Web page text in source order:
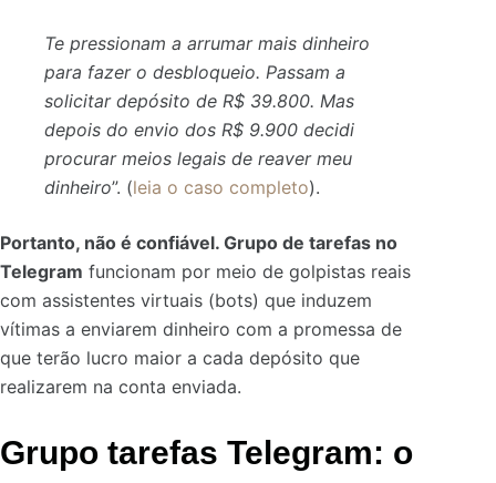
Te pressionam a arrumar mais dinheiro
para fazer o desbloqueio. Passam a
solicitar depósito de R$ 39.800. Mas
depois do envio dos R$ 9.900 decidi
procurar meios legais de reaver meu
dinheiro”. (leia o caso completo).
Portanto, não é confiável. Grupo de tarefas no
Telegram funcionam por meio de golpistas reais
com assistentes virtuais (bots) que induzem
vítimas a enviarem dinheiro com a promessa de
que terão lucro maior a cada depósito que
realizarem na conta enviada.
Grupo tarefas Telegram: o